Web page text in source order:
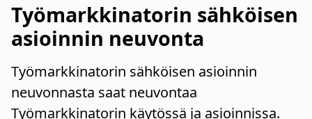
Kulttuuri, vapaa-aika ja nuoret
Työmarkkinatorin sähköisen
asioinnin neuvonta
Työmarkkinatorin sähköisen asioinnin
neuvonnasta saat neuvontaa
Työmarkkinatorin käytössä ja asioinnissa.